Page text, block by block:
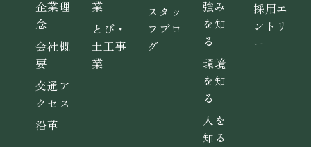
企業理
念
会社概
要
交通ア
クセス
沿革
業
とび・
土工事
業
スタッ
フブロ
グ
強み
を知
る
環境
を知
る
人を
知る
採用エ
ントリ
ー